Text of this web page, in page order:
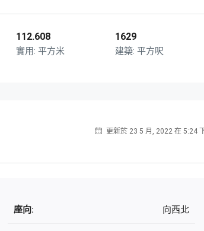
112.608
平方米
1629
平方呎
更新於 23 5 月, 2022 在 5:24
座向: 向西北